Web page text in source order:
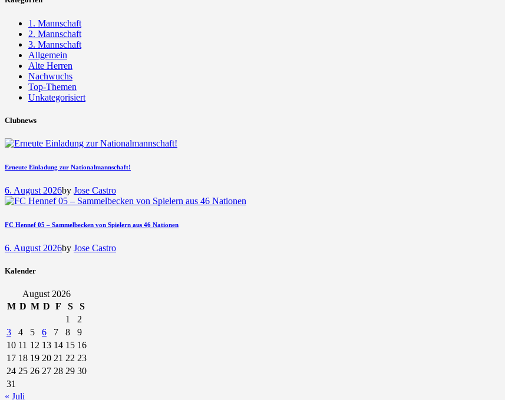
1. Mannschaft
2. Mannschaft
3. Mannschaft
Allgemein
Alte Herren
Nachwuchs
Top-Themen
Unkategorisiert
Clubnews
Erneute Einladung zur Nationalmannschaft!
6. August 2026by Jose Castro
FC Hennef 05 – Sammelbecken von Spielern aus 46 Nationen
6. August 2026by Jose Castro
Kalender
August 2026
M D M D F S
S
1
2
3
4 5 6 7 8
9
10 11 12 13 14 15 16
17 18 19 20 21 22 23
24 25 26 27 28 29 30
31
« Juli